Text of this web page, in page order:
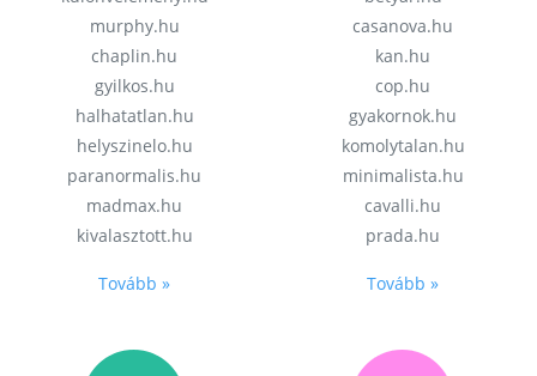
murphy.hu
chaplin.hu
gyilkos.hu
halhatatlan.hu
helyszinelo.hu
paranormalis.hu
madmax.hu
kivalasztott.hu
Tovább »
casanova.hu
kan.hu
cop.hu
gyakornok.hu
komolytalan.hu
minimalista.hu
cavalli.hu
prada.hu
Tovább »